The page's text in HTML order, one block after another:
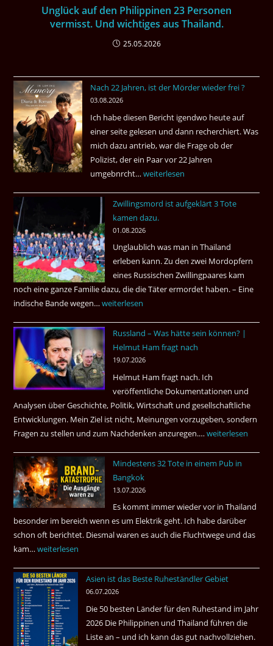
Unglück auf den Philippinen 23 Personen
vermisst. Und wichtiges aus Thailand.
25.05.2026
Nach 22 Jahren, ist der Mörder wieder frei ?
03.08.2026
Ich habe diesen Bericht igendwo heute auf
einer seite gelesen und dann recherchiert. Was
mich dazu antrieb, war die Frage ob der
Polizist, der ein Paar vor 22 Jahren
umgebnrcht…Nach
Jahren,
ist
der
Mörder
wieder
frei
?
weiterlesen
Zwillingsmord ist aufgeklärt 3 Tote
kamen dazu.
01.08.2026
Unglaublich was man in Thailand
erleben kann. Zu den zwei Mordopfern
eines Russischen Zwillingpaares kam
noch eine ganze Familie dazu, die die Täter ermordet haben. – Eine
indische Bande wegen…Zwillingsmord
aufgeklärt
3
Tote
kamen
dazu.
weiterlesen
Russland – Was hätte sein können? |
Helmut Ham fragt nach
19.07.2026
Helmut Ham fragt nach. Ich
veröffentliche Dokumentationen und
Analysen über Geschichte, Politik, Wirtschaft und gesellschaftliche
Entwicklungen. Mein Ziel ist nicht, Meinungen vorzugeben, sondern
Fragen zu stellen und zum Nachdenken anzuregen.…Russland
Was
können?
|
Helmut
fragt
weiterlesen
Mindestens 32 Tote in einem Pub in
Bangkok
13.07.2026
Es kommt immer wieder vor in Thailand
besonder im bereich wenn es um Elektrik geht. Ich habe darüber
schon oft berichtet. Diesmal waren es auch die Fluchtwege und das
kam…Mindestens
Tote
einem
Pub
weiterlesen
Asien ist das Beste Ruheständler Gebiet
06.07.2026
Die 50 besten Länder für den Ruhestand im Jahr
2026 Die Philippinen und Thailand führen die
Liste an – und ich kann das gut nachvollziehen.